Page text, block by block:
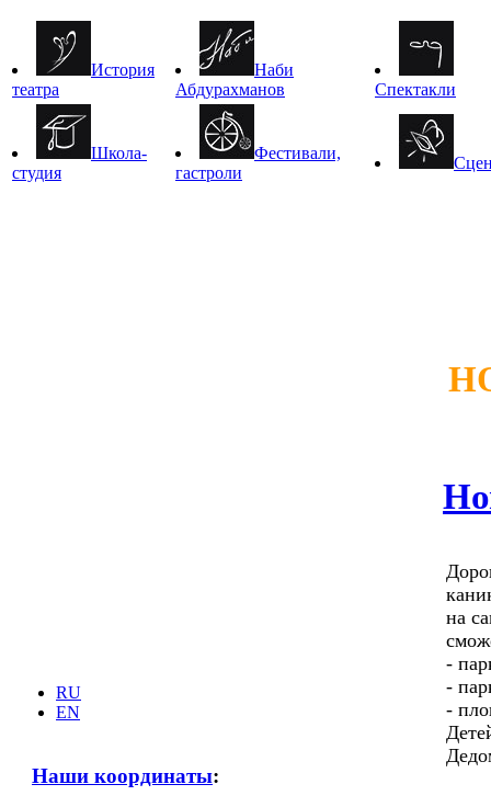
История
театра
Наби
Абдурахманов
Спектакли
Школа-
студия
Фестивали,
гастроли
RU
EN
Наши координаты:
на
-
-
-